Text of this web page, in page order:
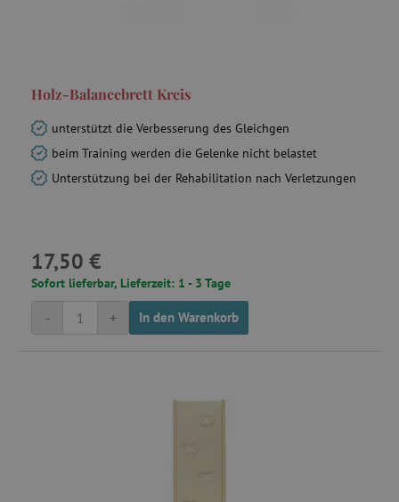
Holz-Balancebrett Kreis
unterstützt die Verbesserung des Gleichgen
beim Training werden die Gelenke nicht belastet
Unterstützung bei der Rehabilitation nach Verletzungen
17,50 €
Sofort lieferbar, Lieferzeit: 1 - 3 Tage
+
- In den Warenkorb